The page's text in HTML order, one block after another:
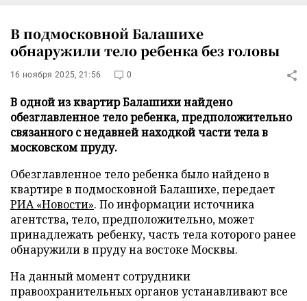
В подмосковной Балашихе
обнаружили тело ребенка без головы
16 ноября 2025, 21:56 0
В одной из квартир Балашихи найдено
обезглавленное тело ребенка, предположительно
связанного с недавней находкой части тела в
московском пруду.
Обезглавленное тело ребенка было найдено в
квартире в подмосковной Балашихе, передает
РИА «Новости». По информации источника
агентства, тело, предположительно, может
принадлежать ребенку, часть тела которого ранее
обнаружили в пруду на востоке Москвы.
На данный момент сотрудники
правоохранительных органов устанавливают все